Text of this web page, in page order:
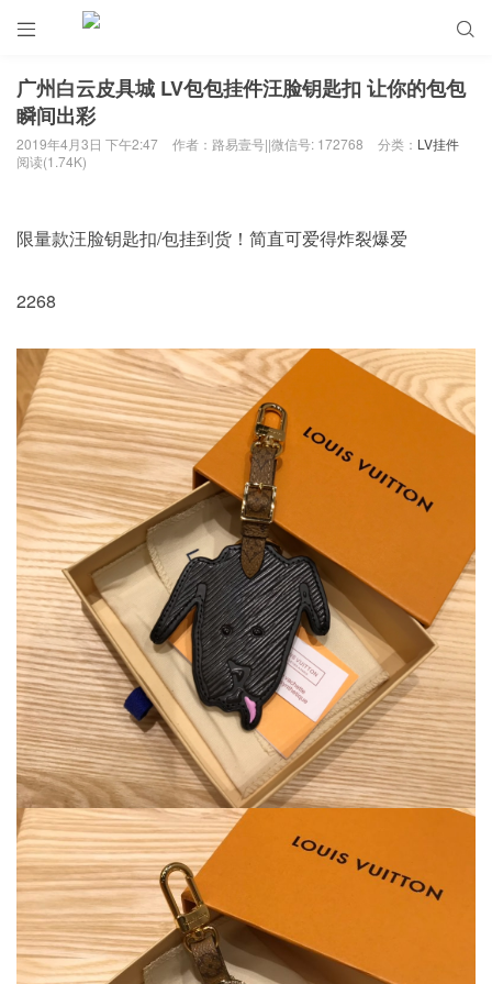
 
广州白云皮具城 LV包包挂件汪脸钥匙扣 让你的包包
瞬间出彩
2019年4月3日 下午2:47 作者：路易壹号||微信号: 172768 分类： LV挂件
阅读(1.74K)
限量款汪脸钥匙扣/包挂到货！简直可爱得炸裂爆爱
2268